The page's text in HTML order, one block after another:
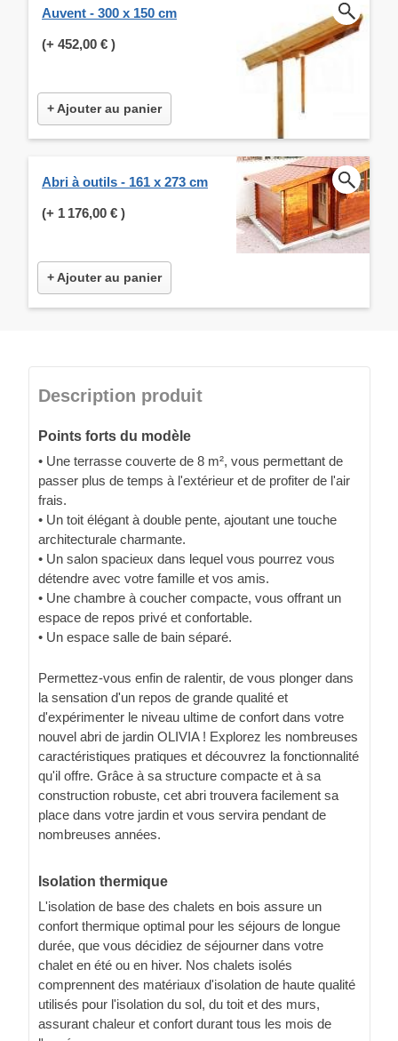
Auvent - 300 x 150 cm
(+ 452,00 € )
+ Ajouter au panier
Abri à outils - 161 x 273 cm
(+ 1 176,00 € )
+ Ajouter au panier
Description produit
Points forts du modèle
• Une terrasse couverte de 8 m², vous permettant de
passer plus de temps à l'extérieur et de profiter de l'air
frais.
• Un toit élégant à double pente, ajoutant une touche
architecturale charmante.
• Un salon spacieux dans lequel vous pourrez vous
détendre avec votre famille et vos amis.
• Une chambre à coucher compacte, vous offrant un
espace de repos privé et confortable.
• Un espace salle de bain séparé.
Permettez-vous enfin de ralentir, de vous plonger dans
la sensation d'un repos de grande qualité et
d'expérimenter le niveau ultime de confort dans votre
nouvel abri de jardin OLIVIA ! Explorez les nombreuses
caractéristiques pratiques et découvrez la fonctionnalité
qu'il offre. Grâce à sa structure compacte et à sa
construction robuste, cet abri trouvera facilement sa
place dans votre jardin et vous servira pendant de
nombreuses années.
Isolation thermique
L'isolation de base des chalets en bois assure un
confort thermique optimal pour les séjours de longue
durée, que vous décidiez de séjourner dans votre
chalet en été ou en hiver. Nos chalets isolés
comprennent des matériaux d'isolation de haute qualité
utilisés pour l'isolation du sol, du toit et des murs,
assurant chaleur et confort durant tous les mois de